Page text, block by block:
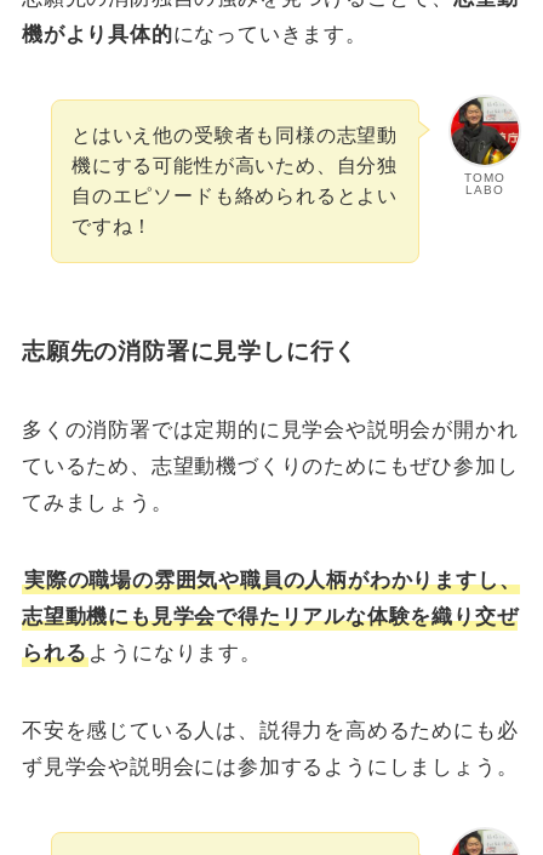
機がより具体的になっていきます。
TOMO
LABO
とはいえ他の受験者も同様の志望動
機にする可能性が高いため、自分独
自のエピソードも絡められるとよい
ですね！
志願先の消防署に見学しに行く
多くの消防署では定期的に見学会や説明会が開かれ
ているため、志望動機づくりのためにもぜひ参加し
てみましょう。
実際の職場の雰囲気や職員の人柄がわかりますし、
志望動機にも見学会で得たリアルな体験を織り交ぜ
られるようになります。
不安を感じている人は、説得力を高めるためにも必
ず見学会や説明会には参加するようにしましょう。